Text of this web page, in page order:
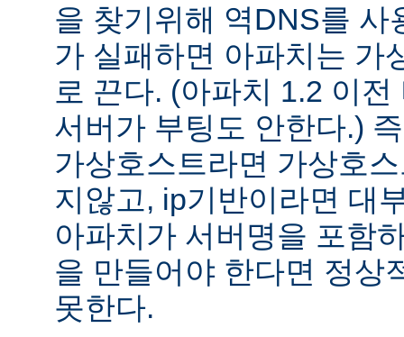
을 찾기위해 역DNS를 사
가 실패하면 아파치는 가
로 끈다. (아파치 1.2 이
서버가 부팅도 안한다.)
가상호스트라면 가상호
지않고, ip기반이라면 대
아파치가 서버명을 포함
을 만들어야 한다면 정상
못한다.